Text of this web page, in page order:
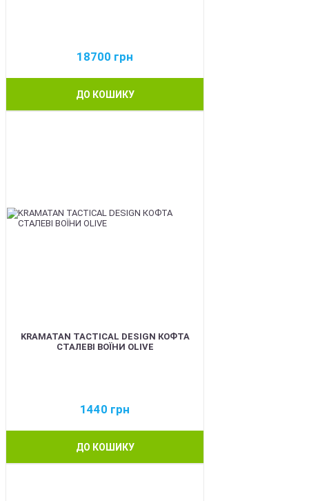
18700 грн
ДО КОШИКУ
KRAMATAN TACTICAL DESIGN КОФТА
СТАЛЕВІ ВОЇНИ OLIVE
1440 грн
ДО КОШИКУ